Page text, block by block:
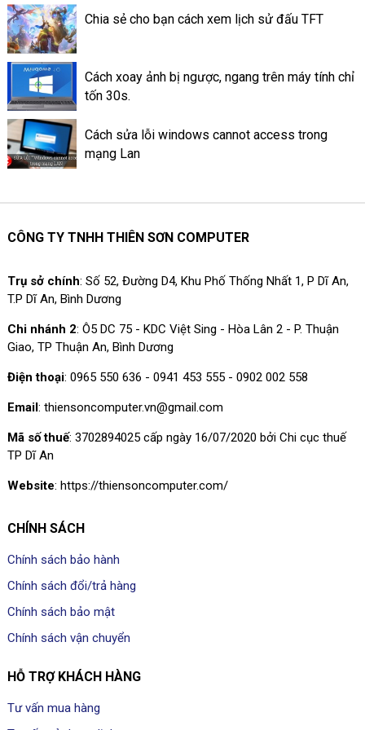
nhiệt ở trên máy tính.
Chia sẻ cho bạn cách xem lịch sử đấu TFT
Cách xoay ảnh bị ngược, ngang trên máy tính chỉ
tốn 30s.
Cách sửa lỗi windows cannot access trong
mạng Lan
CÔNG TY TNHH THIÊN SƠN COMPUTER
Trụ sở chính: Số 52, Đường D4, Khu Phố Thống Nhất 1, P Dĩ An,
T.P Dĩ An, Bình Dương
Chi nhánh 2: Ô5 DC 75 - KDC Việt Sing - Hòa Lân 2 - P. Thuận
Giao, TP Thuận An, Bình Dương
Điện thoại: 0965 550 636 - 0941 453 555 - 0902 002 558
Email: thiensoncomputer.vn@gmail.com
Mã số thuế: 3702894025 cấp ngày 16/07/2020 bởi Chi cục thuế
TP Dĩ An
Website: https://thiensoncomputer.com/
CHÍNH SÁCH
Chính sách bảo hành
Chính sách đổi/trả hàng
Chính sách bảo mật
Chính sách vận chuyển
HỖ TRỢ KHÁCH HÀNG
Tư vấn mua hàng